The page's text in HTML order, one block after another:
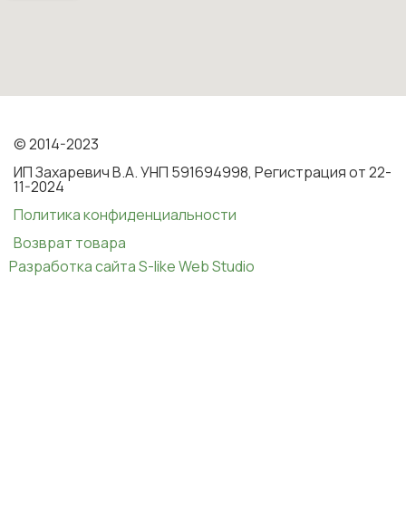
© 2014-2023
ИП Захаревич В.А. УНП 591694998, Регистрация от 22-
11-2024
Политика конфиденциальности
Возврат товара
Разработка сайта S-like Web Studio